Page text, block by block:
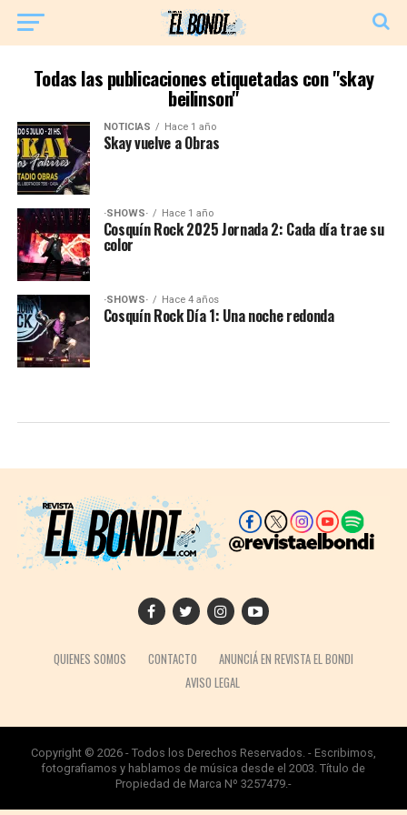
Todas las publicaciones etiquetadas con "skay
beilinson"
NOTICIAS Hace 1 año
Skay vuelve a Obras
·SHOWS· Hace 1 año
Cosquín Rock 2025 Jornada 2: Cada día trae su
color
·SHOWS· Hace 4 años
Cosquín Rock Día 1: Una noche redonda
QUIENES SOMOS CONTACTO
ANUNCIÁ EN REVISTA EL BONDI
AVISO LEGAL
Copyright © 2026 - Todos los Derechos Reservados. - Escribimos,
fotografiamos y hablamos de música desde el 2003. Título de
Propiedad de Marca Nº 3257479.-